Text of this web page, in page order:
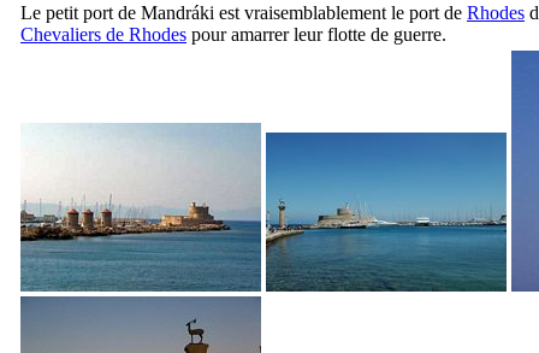
Le petit port de Mandráki est vraisemblablement le port de Rhodes
Chevaliers de Rhodes pour amarrer leur flotte de guerre.